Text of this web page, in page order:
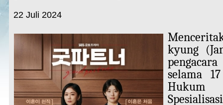
22 Juli 2024
kyung
selama